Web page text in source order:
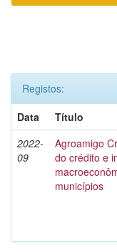
Registos:
Data
Título
2022-
09
Agroamigo
do crédito e
municípios